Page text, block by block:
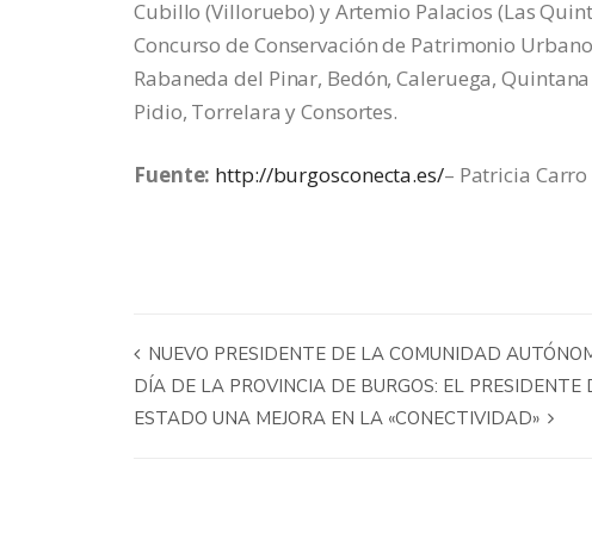
Cubillo (Villoruebo) y Artemio Palacios (Las
Concurso de Conservación de Patrimonio
Rabaneda del Pinar, Bedón, Caleruega,
Pidio, Torrelara y Consortes.
Fuente: http://burgosconecta.es/– Patricia Carro
NUEVO PRESIDENTE DE LA COMUNIDAD
DÍA DE LA PROVINCIA DE BURGOS: EL
ESTADO UNA MEJORA EN LA «CONECTIVIDAD»